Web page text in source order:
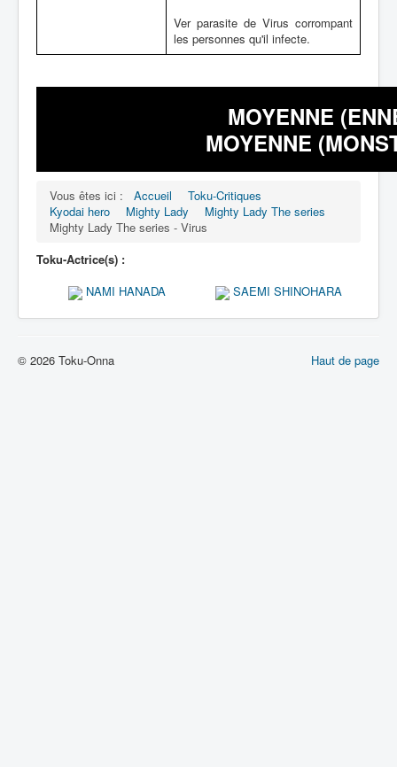
Ver parasite de Virus corrompant
les personnes qu'il infecte.
MOYENNE
MOYENNE
Vous êtes ici : Accueil
Toku-Critiques
Kyodai hero
Mighty Lady
Mighty Lady The series
Mighty Lady The series - Virus
Toku-Actrice(s) :
NAMI HANADA
SAEMI SHINOHARA
Haut de page
© 2026 Toku-Onna